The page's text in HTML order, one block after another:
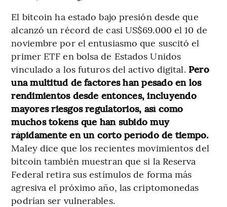
El bitcoin ha estado bajo presión desde que
alcanzó un récord de casi US$69.000 el 10 de
noviembre por el entusiasmo que suscitó el
primer ETF en bolsa de Estados Unidos
vinculado a los futuros del activo digital. Pero
una multitud de factores han pesado en los
rendimientos desde entonces, incluyendo
mayores riesgos regulatorios, así como
muchos tokens que han subido muy
rápidamente en un corto período de tiempo.
Maley dice que los recientes movimientos del
bitcoin también muestran que si la Reserva
Federal retira sus estímulos de forma más
agresiva el próximo año, las criptomonedas
podrían ser vulnerables.